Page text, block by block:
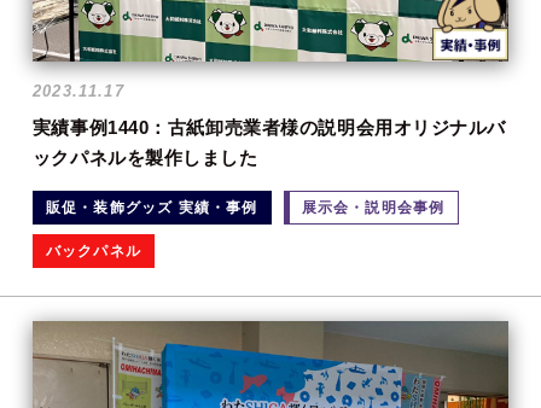
2023.11.17
実績事例1440：古紙卸売業者様の説明会用オリジナルバ
ックパネルを製作しました
販促・装飾グッズ 実績・事例 展示会・説明会事例
バックパネル